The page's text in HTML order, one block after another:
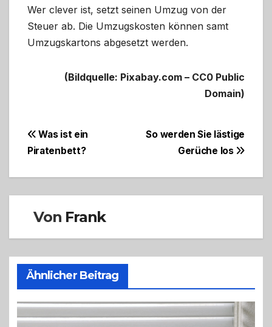
Wer clever ist, setzt seinen Umzug von der
Steuer ab. Die Umzugskosten können samt
Umzugskartons abgesetzt werden.
(Bildquelle: Pixabay.com – CC0 Public
Domain)
Beitragsnavigation
So werden Sie lästige
Gerüche los
Was ist ein
Piratenbett?
Von Frank
Ähnlicher Beitrag